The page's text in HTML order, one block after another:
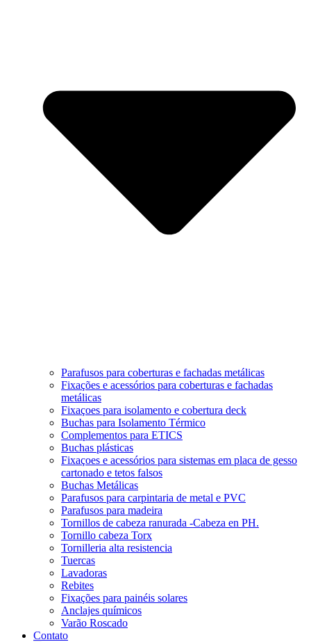
Parafusos para coberturas e fachadas metálicas
Fixações e acessórios para coberturas e fachadas
metálicas
Fixaçoes para isolamento e cobertura deck
Buchas para Isolamento Térmico
Complementos para ETICS
Buchas plásticas
Fixaçoes e acessórios para sistemas em placa de gesso
cartonado e tetos falsos
Buchas Metálicas
Parafusos para carpintaria de metal e PVC
Parafusos para madeira
Tornillos de cabeza ranurada -Cabeza en PH.
Tornillo cabeza Torx
Tornilleria alta resistencia
Tuercas
Lavadoras
Rebites
Fixações para painéis solares
Anclajes químicos
Varão Roscado
Contato